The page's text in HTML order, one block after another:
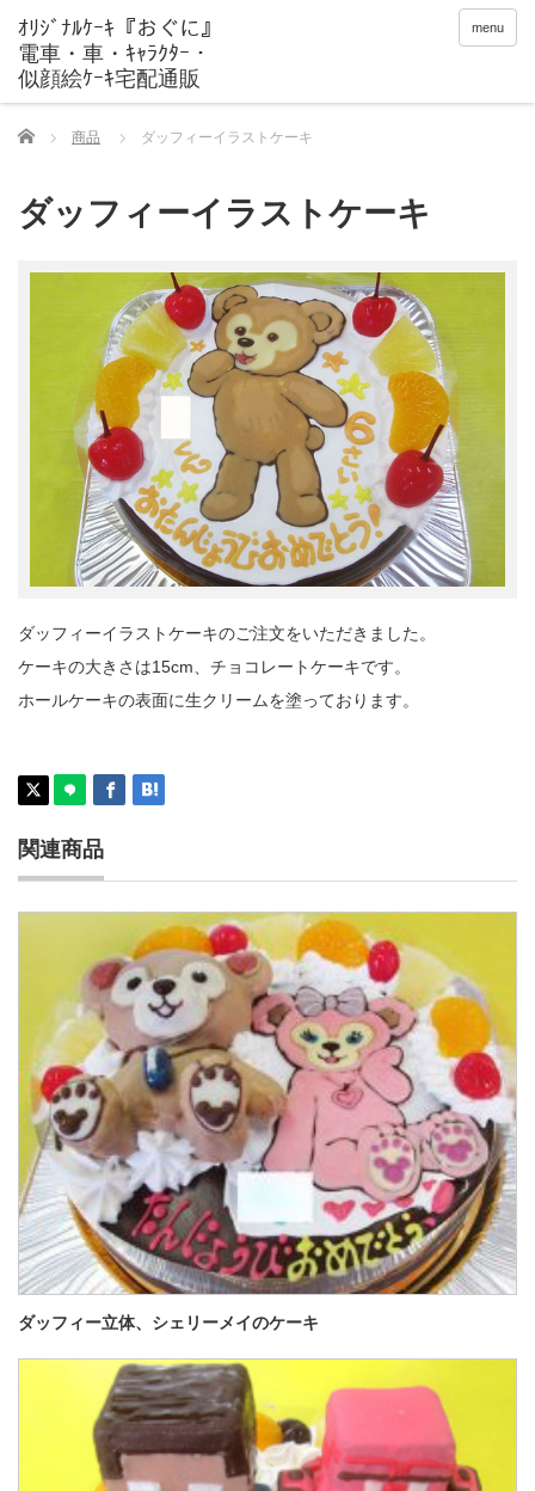
menu
Home 商品 ダッフィーイラストケーキ
ダッフィーイラストケーキ
ダッフィーイラストケーキのご注文をいただきました。
ケーキの大きさは15cm、チョコレートケーキです。
ホールケーキの表面に生クリームを塗っております。
関連商品
ダッフィー立体、シェリーメイのケーキ